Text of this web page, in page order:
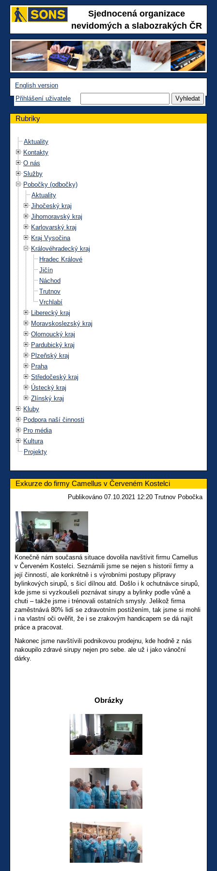
Sjednocená organizace
nevidomých a slabozrakých ČR
English version
Přihlášení uživatele
Rubriky
Aktuality
Kontakty
O nás
Služby
Pobočky (odbočky)
Aktuality
Jihočeský kraj
Jihomoravský kraj
Karlovarský kraj
Kraj Vysočina
Královéhradecký kraj
Hradec Králové
Jičín
Náchod
Trutnov
Vrchlabí
Liberecký kraj
Moravskoslezský kraj
Olomoucký kraj
Pardubický kraj
Plzeňský kraj
Praha
Středočeský kraj
Ústecký kraj
Zlínský kraj
Kluby
Podpora naší činnosti
Pro média
Kultura
Projekty
Exkurze do firmy Camellus v Červeném Kostelci
Publikováno 07.10.2021 12:20 Trutnov Pobočka
Konečně nám současná situace dovolila navštívit firmu Camellus
v Červeném Kostelci. Seznámili jsme se nejen s historií firmy a
její činností, ale konkrétně i s výrobními postupy přípravy
bylinkových sirupů, s šicí dílnou atd. Došlo i k ochutnávce sirupů,
kde jsme si vyzkoušeli poznávat sirupy a bylinky podle vůně a
chuti – takže jsme i trénovali ostatních smysly. Jelikož firma
zaměstnává 80% lidí se zdravotním postižením, tak jsme si mohli
i na vlastní oči ověřit, že i se zrakovým handicapem se dá najít
práce a pracovat.
Nakonec jsme navštívili podnikovou prodejnu, kde hodně z nás
nakoupilo zdravé sirupy nejen pro sebe. ale už i jako vánoční
dárky.
Obrázky